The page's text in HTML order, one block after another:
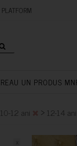
UN PRODUS
10-12 ani > 12-14 ani